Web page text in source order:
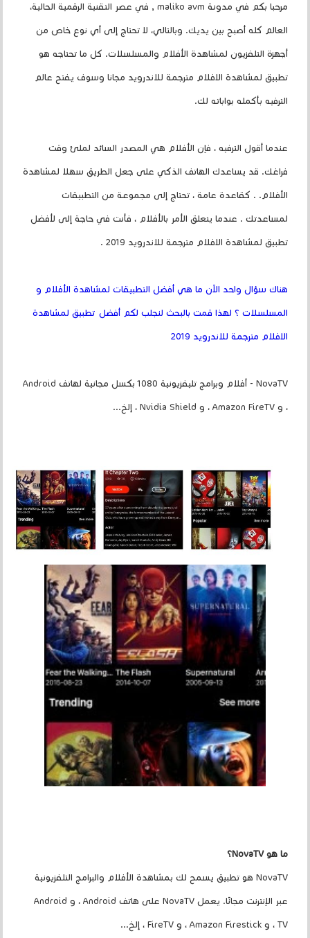
مرحبا بكم في مدونة maliko avm , في عصر التقنية الرقمية الحالية،
العالم كله أصبح بين يديك. وبالتالي، لا تحتاج إلى أي نوع خاص من
أجهزة التلفزيون لمشاهدة الأفلام والمسلسلات. كل ما تحتاجه هو
تطبيق لمشاهدة الافلام مترجمة للاندرويد مجانا وسوف يفتح عالم
الترفيه بأكمله بواباته لك.
عندما أقول الترفيه ، فإن الأفلام هي المصدر السائد لملئ وقت
فراغك. قد يساعدك الهاتف الذكي على جعل الطريق سهلا لمشاهدة
الأفلام. . كقاعدة عامة ، تحتاج إلى مجموعة من التطبيقات
لمساعدتك . عندما يتعلق الأمر بالأفلام ، فأنت في حاجة إلى لأفضل
تطبيق لمشاهدة الافلام مترجمة للاندرويد 2019 .
هناك سؤال واحد الآن ما هي أفضل التطبيقات لمشاهدة الأفلام و
المسلسلات ؟ لهذا قمت بالبحث لنجلب لكم أفضل تطبيق لمشاهدة
الافلام مترجمة للاندرويد 2019
NovaTV - أفلام وبرامج تليفزيونية 1080 بكسل مجانية لهاتف Android
، و Amazon FireTV ، و Nvidia Shield ، إلخ...
ما هو NovaTV؟
NovaTV هو تطبيق يسمح لك بمشاهدة الأفلام والبرامج التلفزيونية
عبر الإنترنت مجانًا. يعمل NovaTV على هاتف Android ، و Android
TV ، و Amazon Firestick ، ​​و FireTV ، إلخ...